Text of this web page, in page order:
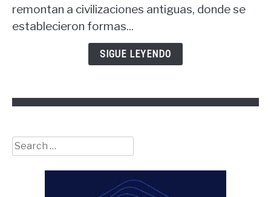
las
remontan a civilizaciones antiguas, donde se
establecieron formas...
SIGUE LEYENDO
Search
for: